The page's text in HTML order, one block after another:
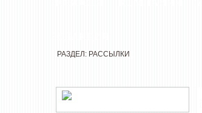
РАЗДЕЛ: РАССЫЛКИ